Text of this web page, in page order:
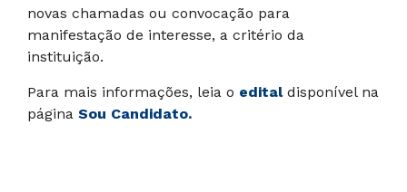
novas chamadas ou convocação para
manifestação de interesse, a critério da
instituição.
Para mais informações, leia o editaldisponível na
página Sou Candidato.